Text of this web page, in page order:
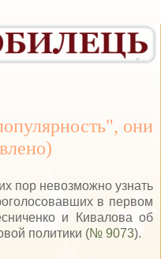
они
пор невозможно узнать
в первом
и Кивалова об
политики (№ 9073).